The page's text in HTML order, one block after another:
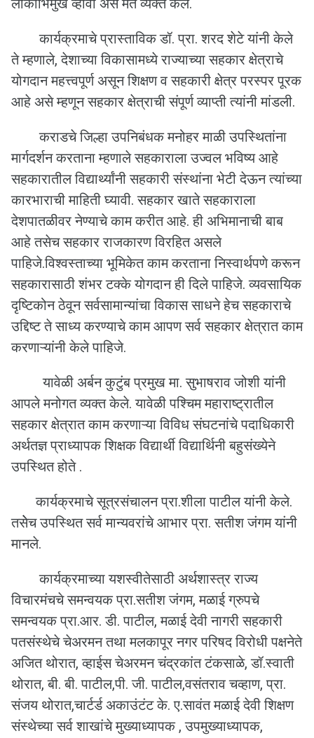
लोकाभिमुख व्हावी असे मत व्यक्त केले.
कार्यक्रमाचे प्रास्ताविक डॉ. प्रा. शरद शेटे यांनी केले
ते म्हणाले, देशाच्या विकासामध्ये राज्याच्या सहकार क्षेत्राचे
योगदान महत्त्वपूर्ण असून शिक्षण व सहकारी क्षेत्र परस्पर पूरक
आहे असे म्हणून सहकार क्षेत्राची संपूर्ण व्याप्ती त्यांनी मांडली.
कराडचे जिल्हा उपनिबंधक मनोहर माळी उपस्थितांना
मार्गदर्शन करताना म्हणाले सहकाराला उज्वल भविष्य आहे
सहकारातील विद्यार्थ्यांनी सहकारी संस्थांना भेटी देऊन त्यांच्या
कारभाराची माहिती घ्यावी. सहकार खाते सहकाराला
देशपातळीवर नेण्याचे काम करीत आहे. ही अभिमानाची बाब
आहे तसेच सहकार राजकारण विरहित असले
पाहिजे.विश्वस्ताच्या भूमिकेत काम करताना निस्वार्थपणे करून
सहकारासाठी शंभर टक्के योगदान ही दिले पाहिजे. व्यवसायिक
दृष्टिकोन ठेवून सर्वसामान्यांचा विकास साधने हेच सहकाराचे
उद्दिष्ट ते साध्य करण्याचे काम आपण सर्व सहकार क्षेत्रात काम
करणाऱ्यांनी केले पाहिजे.
यावेळी अर्बन कुटुंब प्रमुख मा. सुभाषराव जोशी यांनी
आपले मनोगत व्यक्त केले. यावेळी पश्चिम महाराष्ट्रातील
सहकार क्षेत्रात काम करणाऱ्या विविध संघटनांचे पदाधिकारी
अर्थतज्ञ प्राध्यापक शिक्षक विद्यार्थी विद्यार्थिनी बहुसंख्येने
उपस्थित होते .
कार्यक्रमाचे सूत्रसंचालन प्रा.शीला पाटील यांनी केले.
तसेेच उपस्थित सर्व मान्यवरांचे आभार प्रा. सतीश जंगम यांनी
मानले.
कार्यक्रमाच्या यशस्वीतेसाठी अर्थशास्त्र राज्य
विचारमंचचे समन्वयक प्रा.सतीश जंगम, मळाई ग्रुपचे
समन्वयक प्रा.आर. डी. पाटील, मळाई देवी नागरी सहकारी
पतसंस्थेचे चेअरमन तथा मलकापूर नगर परिषद विरोधी पक्षनेते
अजित थोरात, व्हाईस चेअरमन चंद्रकांत टंकसाळे, डॉ.स्वाती
थोरात, बी. बी. पाटील,पी. जी. पाटील,वसंतराव चव्हाण, प्रा.
संजय थोरात,चार्टर्ड अकाउंटंट के. ए.सावंत मळाई देवी शिक्षण
संस्थेच्या सर्व शाखांचे मुख्याध्यापक , उपमुख्याध्यापक,